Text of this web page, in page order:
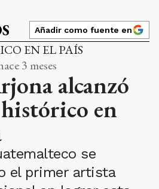
Añadir como fuente en
EN EL PAÍS
3 meses
alcanzó
en
se
el primer artista